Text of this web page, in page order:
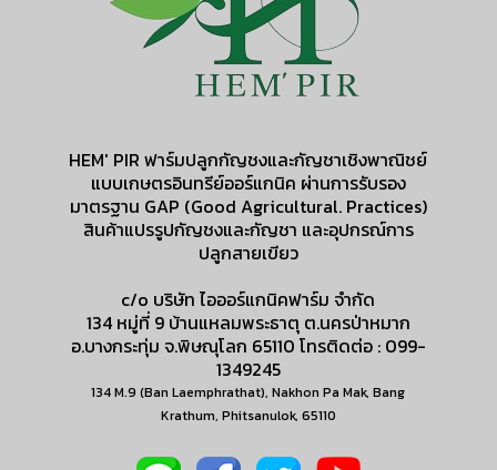
HEM' PIR ฟาร์มปลูกกัญชงและกัญชาเชิงพาณิชย์
แบบเกษตรอินทรีย์ออร์แกนิค ผ่านการรับรอง
มาตรฐาน GAP (Good Agricultural. Practices)
สินค้าแปรรูปกัญชงและกัญชา และอุปกรณ์การ
ปลูกสายเขียว
c/o บริษัท ไอออร์แกนิคฟาร์ม จำกัด
134 หมู่ที่ 9 บ้านแหลมพระธาตุ ต.นครป่าหมาก
อ.บางกระทุ่ม จ.พิษณุโลก 65110 โทรติดต่อ : 099-
1349245
134 M.9 (Ban Laemphrathat), Nakhon Pa Mak, Bang
Krathum, Phitsanulok, 65110